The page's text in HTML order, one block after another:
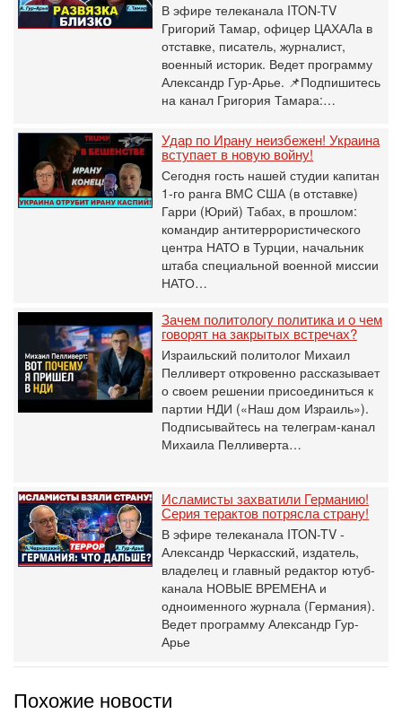
В эфире телеканала ITON-TV
Григорий Тамар, офицер ЦАХАЛа в
отставке, писатель, журналист,
военный историк. Ведет программу
Александр Гур-Арье. 📌Подпишитесь
на канал Григория Тамара:…
Удар по Ирану неизбежен! Украина
вступает в новую войну!
Сегодня гость нашей студии капитан
1-го ранга ВМC США (в отставке)
Гарри (Юрий) Табах, в прошлом:
командир антитеррористического
центра НАТО в Турции, начальник
штаба специальной военной миссии
НАТО…
Зачем политологу политика и о чем
говорят на закрытых встречах?
Израильский политолог Михаил
Пелливерт откровенно рассказывает
о своем решении присоединиться к
партии НДИ («Наш дом Израиль»).
Подписывайтесь на телеграм-канал
Михаила Пелливерта…
Исламисты захватили Германию!
Серия терактов потрясла страну!
В эфире телеканала ITON-TV -
Александр Черкасский, издатель,
владелец и главный редактор ютуб-
канала НОВЫЕ ВРЕМЕНА и
одноименного журнала (Германия).
Ведет программу Александр Гур-
Арье
Похожие новости